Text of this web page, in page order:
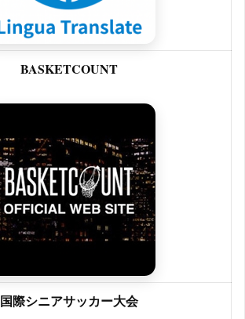
BASKETCOUNT
国際シニアサッカー大会